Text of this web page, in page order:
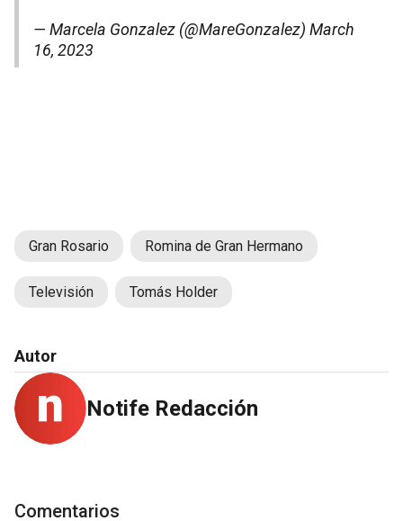
— Marcela Gonzalez (@MareGonzalez) March
16, 2023
Gran Rosario Romina de Gran Hermano
Televisión Tomás Holder
Autor
Notife Redacción
Comentarios